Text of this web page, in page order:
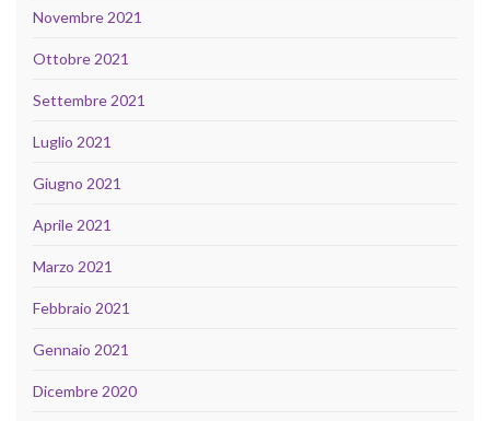
Novembre 2021
Ottobre 2021
Settembre 2021
Luglio 2021
Giugno 2021
Aprile 2021
Marzo 2021
Febbraio 2021
Gennaio 2021
Dicembre 2020